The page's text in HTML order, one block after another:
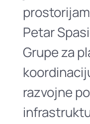
Petar
Grupe za
razvojne